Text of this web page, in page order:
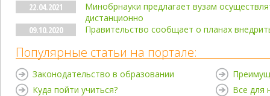
22.04.2021
Минобрнауки предлагает вузам
дистанционно
09.10.2020
Правительство сообщает о планах
Популярные статьи на портале:
Законодательство в образовании
Куда пойти учиться?
Все для